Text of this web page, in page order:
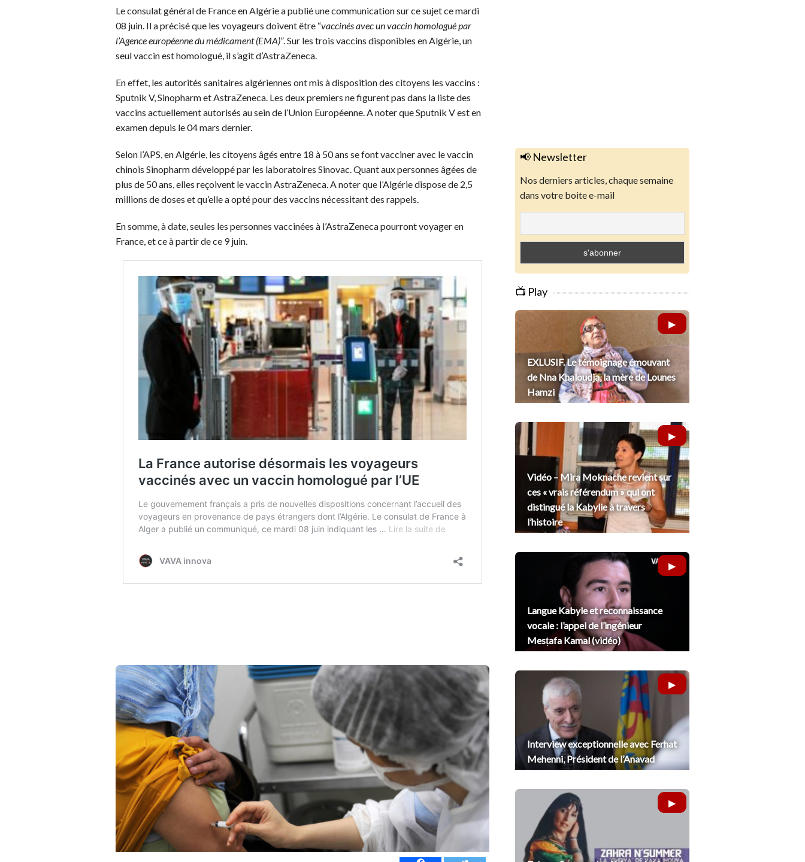
Le consulat général de France en Algérie a publié une communication sur ce sujet ce mardi
08 juin. Il a précisé que les voyageurs doivent être “vaccinés avec un vaccin homologué par
l’Agence européenne du médicament (EMA)”. Sur les trois vaccins disponibles en Algérie, un
seul vaccin est homologué, il s’agit d’AstraZeneca.
En effet, les autorités sanitaires algériennes ont mis à disposition des citoyens les vaccins :
Sputnik V, Sinopharm et AstraZeneca. Les deux premiers ne figurent pas dans la liste des
vaccins actuellement autorisés au sein de l’Union Européenne. A noter que Sputnik V est en
examen depuis le 04 mars dernier.
Selon l’APS, en Algérie, les citoyens âgés entre 18 à 50 ans se font vacciner avec le vaccin
chinois Sinopharm développé par les laboratoires Sinovac. Quant aux personnes âgées de
plus de 50 ans, elles reçoivent le vaccin AstraZeneca. A noter que l’Algérie dispose de 2,5
millions de doses et qu’elle a opté pour des vaccins nécessitant des rappels.
En somme, à date, seules les personnes vaccinées à l’AstraZeneca pourront voyager en
France, et ce à partir de ce 9 juin.
📢 Newsletter
Nos derniers articles, chaque semaine
dans votre boite e-mail
📺 Play
EXLUSIF. Le témoignage émouvant
de Nna Khaloudja, la mère de Lounes
Hamzi
Vidéo – Mira Moknache revient sur
ces « vrais référendum » qui ont
distingué la Kabylie à travers
l’histoire
Langue Kabyle et reconnaissance
vocale : l’appel de l’ingénieur
Mesṭafa Kamal (vidéo)
Interview exceptionnelle avec Ferhat
Mehenni, Président de l’Anavad